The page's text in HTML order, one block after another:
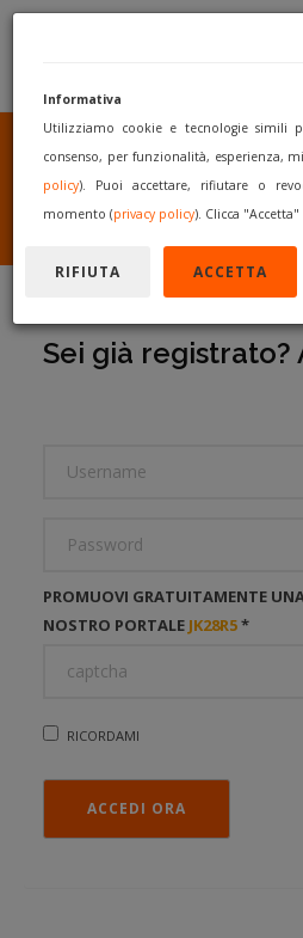
SEI UN
O UN
PUBBLICA
I TUOI
INIZIA A
Sei già registrato?
USERNAME
PASSWORD
PROMUOVI GRATUITAMENTE
NOSTRO PORTALE JK28R5*
RICORDAMI
Informativa
Utilizziamo cookie e tecnologie simili
consenso, per funzionalità, esperienza,
policy). Puoi accettare, rifiutare o
momento (privacy policy). Clicca
RIFIUTA ACCETTA